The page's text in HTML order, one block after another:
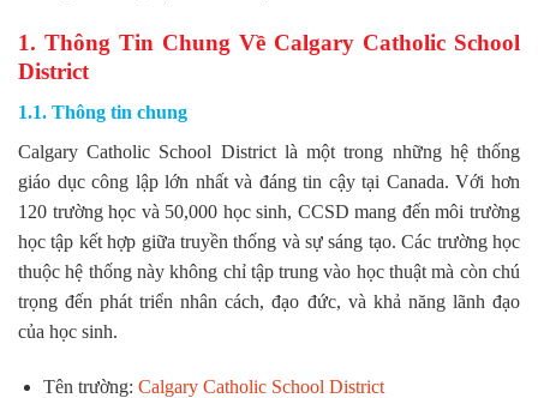
1. Thông Tin Chung Về Calgary Catholic School
District
1.1. Thông tin chung
Calgary Catholic School District là một trong những hệ thống
giáo dục công lập lớn nhất và đáng tin cậy tại Canada. Với hơn
120 trường học và 50,000 học sinh, CCSD mang đến môi trường
học tập kết hợp giữa truyền thống và sự sáng tạo. Các trường học
thuộc hệ thống này không chỉ tập trung vào học thuật mà còn chú
trọng đến phát triển nhân cách, đạo đức, và khả năng lãnh đạo
của học sinh.
Tên trường: Calgary Catholic School District